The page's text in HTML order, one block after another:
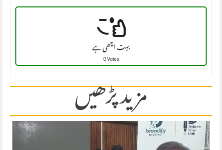
بہت اچھی ہے
0 Votes
مزید پڑھیں